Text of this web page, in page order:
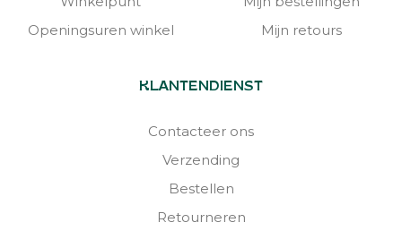
Openingsuren winkel
Mijn retours
KLANTENDIENST
Contacteer ons
Verzending
Bestellen
Retourneren